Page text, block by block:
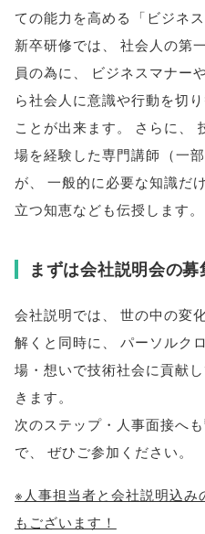
ての能力を高める
「ビジネ
新卒研修では
社会人の第
員の為に
ビジネスマナー
ら社会人に意識や行動を切
ことが出来ます。 さらに
場を経験した専門講師 （一
が
一般的に必要な知識だ
立つ知恵なども伝授します。
まずは会社説明会の募
会社説明では、
世の中の変
解くと同時に、
パーソルク
場・想いで技術社会に貢献
きます。
次のステップ・人事面接へ
で、 ぜひご参加ください。
※人事担当者と会社説明込み
もございます！